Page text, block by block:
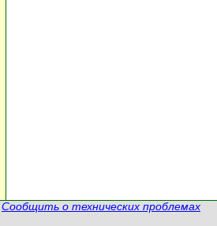
Сообщить о технических проблемах